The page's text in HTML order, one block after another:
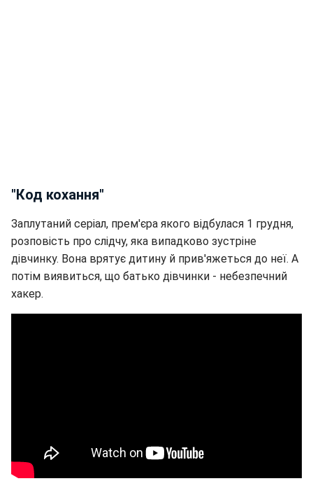
"Код кохання"
Заплутаний серіал, прем'єра якого відбулася 1 грудня,
розповість про слідчу, яка випадково зустріне
дівчинку. Вона врятує дитину й прив'яжеться до неї. А
потім виявиться, що батько дівчинки - небезпечний
хакер.